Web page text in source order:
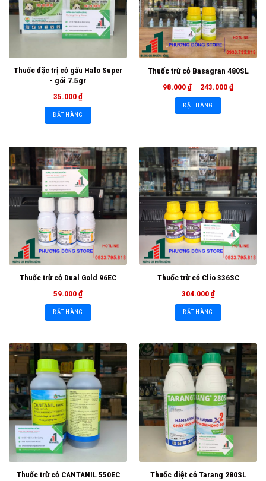
Thuốc đặc trị cỏ gấu Halo Super
- gói 7.5gr
35.000₫
ĐẶT HÀNG
Thuốc trừ cỏ Basagran 480SL
98.000₫ – 243.000₫
ĐẶT HÀNG
Thuốc trừ cỏ Dual Gold 96EC
59.000₫
ĐẶT HÀNG
Thuốc trừ cỏ Clio 336SC
304.000₫
ĐẶT HÀNG
Thuốc trừ cỏ CANTANIL 550EC
Thuốc diệt cỏ Tarang 280SL